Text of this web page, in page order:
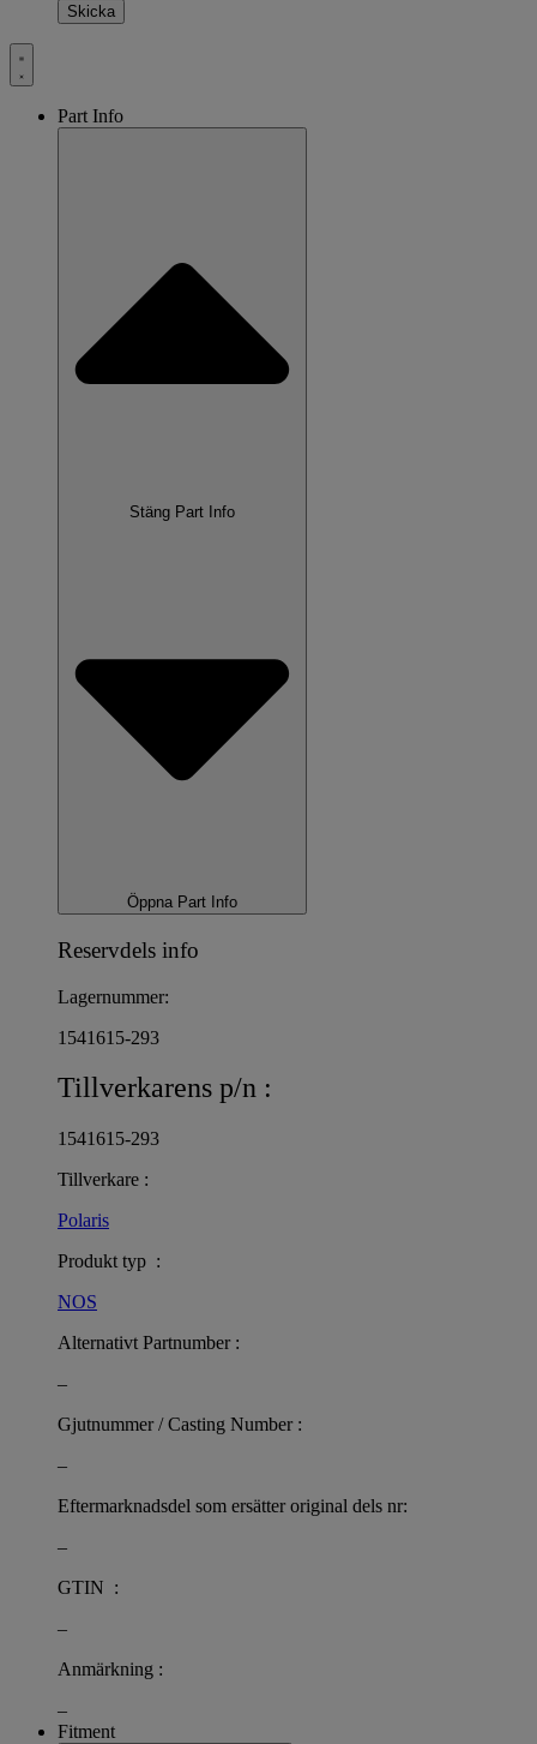
Part Info
Stäng Part Info
Öppna Part Info
Reservdels info
Lagernummer:
1541615-293
Tillverkarens p/n :
1541615-293
Tillverkare :
Polaris
Produkt typ :
NOS
Alternativt Partnumber :
–
Gjutnummer / Casting Number :
–
Eftermarknadsdel som ersätter original dels nr:
–
GTIN :
–
Anmärkning :
–
Fitment